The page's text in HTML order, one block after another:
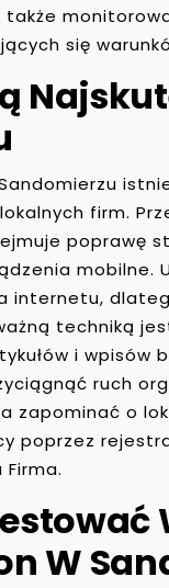
się
firm.
poprawę
mobilne.
internetu,
techniką
i wpisów
ruch
o
poprzez
W